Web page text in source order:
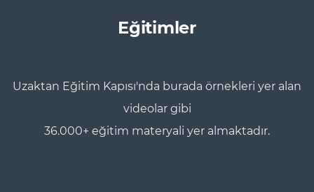
Eğitimler
Uzaktan Eğitim Kapısı'nda burada örnekleri yer alan
videolar gibi
36.000+ eğitim materyali yer almaktadır.